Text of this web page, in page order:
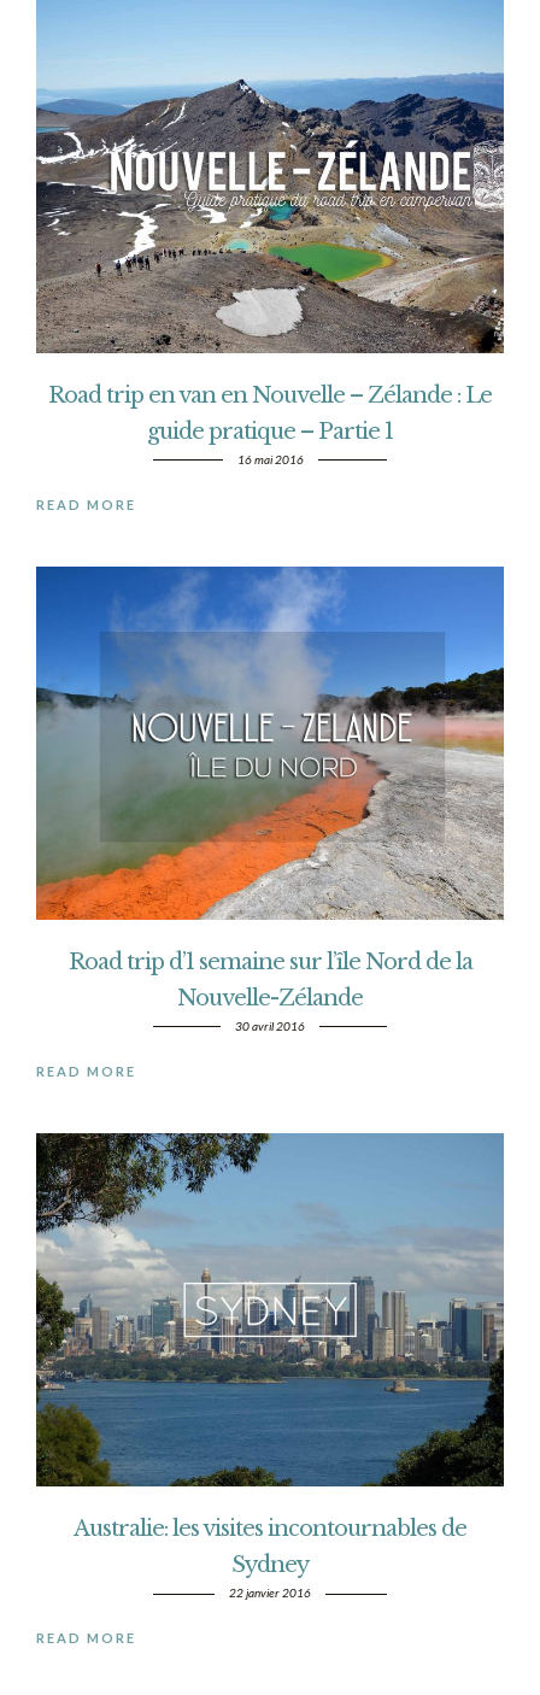
Road trip en van en Nouvelle – Zélande : Le
guide pratique – Partie 1
16 mai 2016
READ MORE
Road trip d’1 semaine sur l’île Nord de la
Nouvelle-Zélande
30 avril 2016
READ MORE
Australie: les visites incontournables de
Sydney
22 janvier 2016
READ MORE